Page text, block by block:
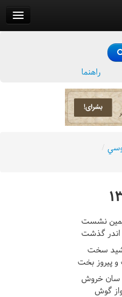
راهنما
/
نشست
گذشت
سخت
پيروز بخت
سان خروش
گوش